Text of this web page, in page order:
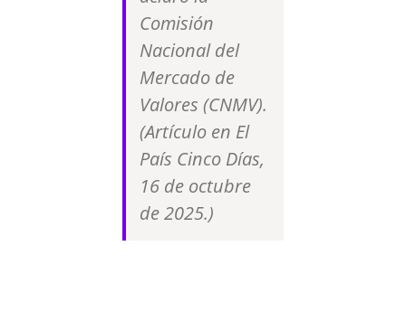
Comisión
Nacional del
Mercado de
Valores (CNMV).
(Artículo en El
País Cinco Días,
16 de octubre
de 2025.)